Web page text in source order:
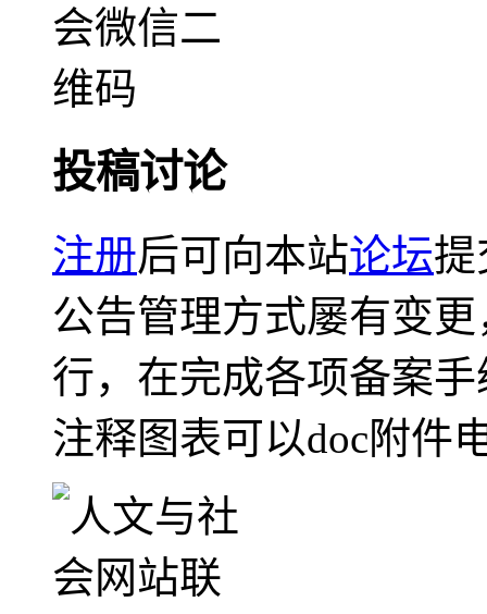
投稿讨论
注册后可向本站论坛提
公告管理方式屡有变
行，在完成各项备案
注释图表可以doc附件